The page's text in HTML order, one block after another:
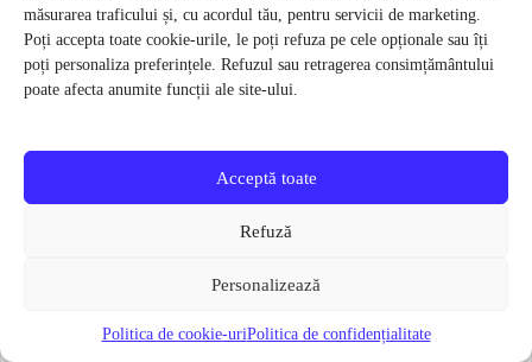
măsurarea traficului și, cu acordul tău, pentru servicii de marketing.
Poți accepta toate cookie-urile, le poți refuza pe cele opționale sau îți
poți personaliza preferințele. Refuzul sau retragerea consimțământului
poate afecta anumite funcții ale site-ului.
Acceptă toate
Refuză
Personalizează
Politica de cookie-uriPolitica de confidențialitate